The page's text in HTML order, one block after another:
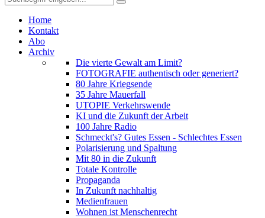
Home
Kontakt
Abo
Archiv
Die vierte Gewalt am Limit?
FOTOGRAFIE authentisch oder generiert?
80 Jahre Kriegsende
35 Jahre Mauerfall
UTOPIE Verkehrswende
KI und die Zukunft der Arbeit
100 Jahre Radio
Schmeckt's? Gutes Essen - Schlechtes Essen
Polarisierung und Spaltung
Mit 80 in die Zukunft
Totale Kontrolle
Propaganda
In Zukunft nachhaltig
Medienfrauen
Wohnen ist Menschenrecht